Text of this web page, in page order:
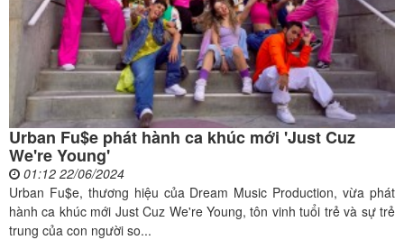
Urban Fu$e phát hành ca khúc mới 'Just Cuz
We're Young'
01:12 22/06/2024
Urban Fu$e, thương hiệu của Dream Music Production, vừa phát
hành ca khúc mới Just Cuz We're Young, tôn vinh tuổi trẻ và sự trẻ
trung của con người so...